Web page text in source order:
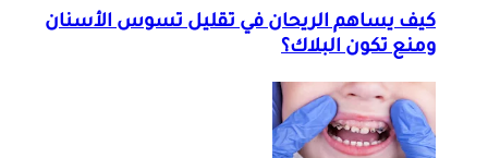
كيف يساهم الريحان في تقليل تسوس الأسنان
ومنع تكون البلاك؟